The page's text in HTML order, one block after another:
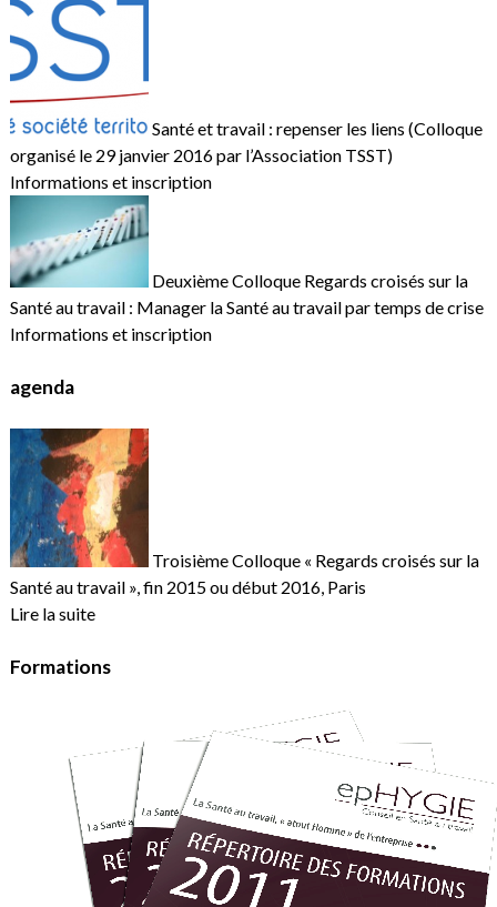
Santé et travail : repenser les liens (Colloque
organisé le 29 janvier 2016 par l’Association TSST)
Informations et inscription
Deuxième Colloque Regards croisés sur la
Santé au travail : Manager la Santé au travail par temps de crise
Informations et inscription
agenda
Troisième Colloque « Regards croisés sur la
Santé au travail », fin 2015 ou début 2016, Paris
Lire la suite
Formations